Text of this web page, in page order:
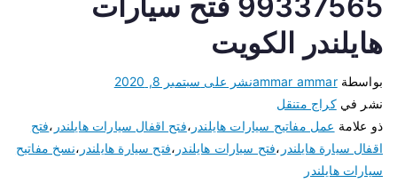
99337565 فتح سيارات
هايلندر الكويت
بواسطةammar ammarنشر على سبتمبر 8, 2020
نشر فيكراج متنقل
ذو علامة عمل مفاتيح سيارات هايلندر ،فتح اقفال سيارات هايلندر ،فتح
اقفال سيارة هايلندر ،فتح سيارات هايلندر ،فتح سيارة هايلندر ،نسخ مفاتيح
سيارات هايلندر